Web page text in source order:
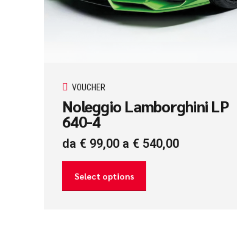
VOUCHER
Noleggio Lamborghini LP
640-4
da € 99,00 a € 540,00
Select options